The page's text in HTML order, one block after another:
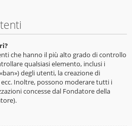
che hanno il più alto grado di controllo
qualsiasi elemento, inclusi i
degli utenti, la creazione di
Inoltre, possono moderare tutti i
concesse dal Fondatore della